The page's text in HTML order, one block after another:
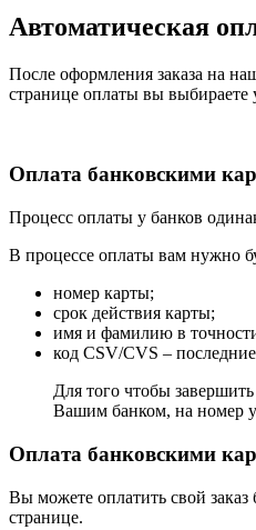
Автоматическая
После оформления заказа на
странице оплаты вы выбираете
Оплата банковскими
Процесс оплаты у банков
В процессе оплаты вам нужно
номер карты;
срок действия карты;
имя и фамилию в
код CSV/CVS –
Для того чтобы
Вашим банком, на номер
Оплата банковскими
Вы можете оплатить свой
странице.